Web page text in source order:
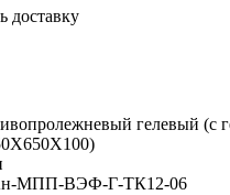
доставку
гелевый (с
МПП-ВЭФ-Г-ТК12-06